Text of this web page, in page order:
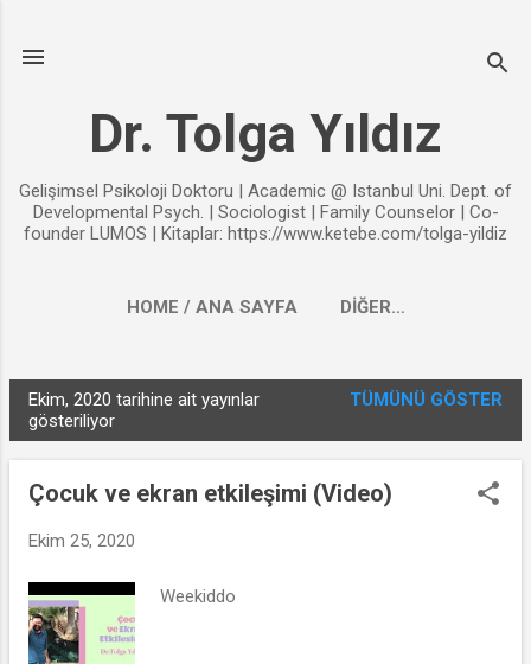
Dr. Tolga Yıldız
Gelişimsel Psikoloji Doktoru | Academic @ Istanbul Uni. Dept. of
Developmental Psych. | Sociologist | Family Counselor | Co-
founder LUMOS | Kitaplar: https://www.ketebe.com/tolga-yildiz
HOME / ANA SAYFA DIĞER…
a
Ekim, 2020 tarihine ait yayınlar
gösteriliyor
TÜMÜNÜ GÖSTER
Çocuk ve ekran etkileşimi (Video)
Ekim 25, 2020
Weekiddo